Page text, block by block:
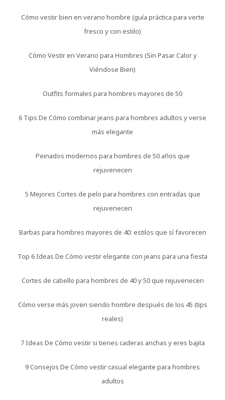
Cómo vestir bien en verano hombre (guía práctica para verte
fresco y con estilo)
Cómo Vestir en Verano para Hombres (Sin Pasar Calor y
Viéndose Bien)
Outfits formales para hombres mayores de 50
6 Tips De Cómo combinar jeans para hombres adultos y verse
más elegante
Peinados modernos para hombres de 50 años que
rejuvenecen
5 Mejores Cortes de pelo para hombres con entradas que
rejuvenecen
Barbas para hombres mayores de 40: estilos que sí favorecen
Top 6 Ideas De Cómo vestir elegante con jeans para una fiesta
Cortes de cabello para hombres de 40 y 50 que rejuvenecen
Cómo verse más joven siendo hombre después de los 45 (tips
reales)
7 Ideas De Cómo vestir si tienes caderas anchas y eres bajita
9 Consejos De Cómo vestir casual elegante para hombres
adultos